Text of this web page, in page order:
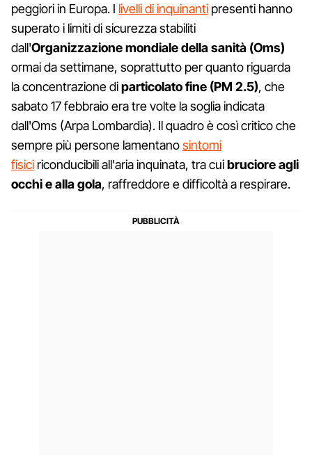
peggiori in Europa. I livelli di inquinanti presenti hanno
superato i limiti di sicurezza stabiliti
dall'Organizzazione mondiale della sanità (Oms)
ormai da settimane, soprattutto per quanto riguarda
la concentrazione diparticolato fine (PM 2.5), che
sabato 17 febbraio era tre volte la soglia indicata
dall'Oms (Arpa Lombardia). Il quadro è così critico che
sempre più persone lamentanosintomi
fisici riconducibili all'aria inquinata, tra cuibruciore agli
occhi e alla gola, raffreddore e difficoltà a respirare.